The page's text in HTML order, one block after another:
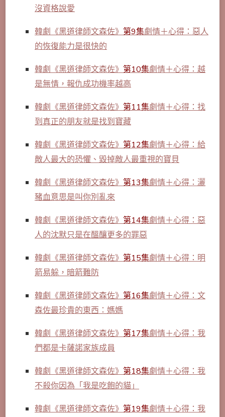
沒資格說愛
韓劇《黑道律師文森佐》 第9集劇情＋心得：惡人
的恢復能力是很快的
韓劇《黑道律師文森佐》 第10集劇情＋心得：越
是無情，報仇成功機率越高
韓劇《黑道律師文森佐》 第11集劇情＋心得：找
到真正的朋友就是找到寶藏
韓劇《黑道律師文森佐》 第12集劇情＋心得：給
敵人最大的恐懼、毀掉敵人最重視的寶貝
韓劇《黑道律師文森佐》 第13集劇情＋心得：灑
豬血意思是叫你別亂來
韓劇《黑道律師文森佐》 第14集劇情＋心得：惡
人的沈默只是在醞釀更多的罪惡
韓劇《黑道律師文森佐》 第15集劇情＋心得：明
箭易躲，暗箭難防
韓劇《黑道律師文森佐》 第16集劇情＋心得：文
森佐最珍貴的東西：媽媽
韓劇《黑道律師文森佐》 第17集劇情＋心得：我
們都是卡薩諾家族成員
韓劇《黑道律師文森佐》 第18集劇情＋心得：我
不殺你因為「我是吃飽的貓」
韓劇《黑道律師文森佐》 第19集劇情＋心得：我